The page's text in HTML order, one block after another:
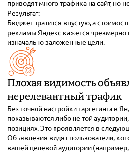
приводят много трафика на сайт, но
Результат:
Бюджет тратится впустую, а
рекламы Яндекс кажется чрезмерно
изначально заложенные цели.
Плохая видимость
нерелевантный трафик
Без точной настройки таргетинга в
показываются либо не той
позициях. Это проявляется в
Объявления видят пользователи,
вашей целевой аудитории (например,